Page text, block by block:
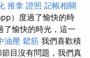
推拿 證照 記帳相關
）度過了愉快的時
了愉快的時光，這一
油壓 鬆筋 我們喜歡積
目沒有問題，我們真